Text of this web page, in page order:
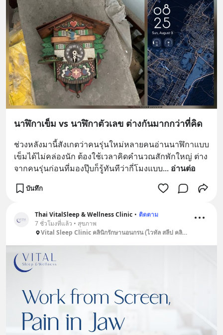
นาฬิกาเข็ม vs นาฬิกาตัวเลข ต่างกันมากกว่าที่คิด
ช่วงหลังมานี้สังเกตว่าคนรุ่นใหม่หลายคนอ่านนาฬิกาแบบ
เข็มได้ไม่คล่องนัก ต้องใช้เวลาคิดคำนวณสักพักใหญ่ ต่าง
จากคนรุ่นก่อนที่มองปุ๊บก็รู้ทันทีว่ากี่โมงแบบ... อ่านต่อ
บันทึก
Thai VitalSleep & Wellness Clinic • ติดตาม
7 ชั่วโมงที่แล้ว • สุขภาพ
Vital Sleep Clinic คลินิกรักษานอนกรน (ไวทัล สลีป คลินิก)